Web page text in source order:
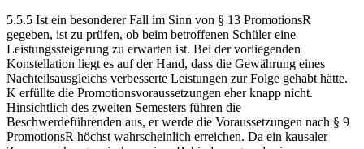
5.5.5 Ist ein besonderer Fall im Sinn von § 13 PromotionsR
gegeben, ist zu prüfen, ob beim betroffenen Schüler eine
Leistungssteigerung zu erwarten ist. Bei der vorliegenden
Konstellation liegt es auf der Hand, dass die Gewährung eines
Nachteilsausgleichs verbesserte Leistungen zur Folge gehabt hätte.
K erfüllte die Promotionsvoraussetzungen eher knapp nicht.
Hinsichtlich des zweiten Semesters führen die
Beschwerdeführenden aus, er werde die Voraussetzungen nach § 9
PromotionsR höchst wahrscheinlich erreichen. Da ein kausaler